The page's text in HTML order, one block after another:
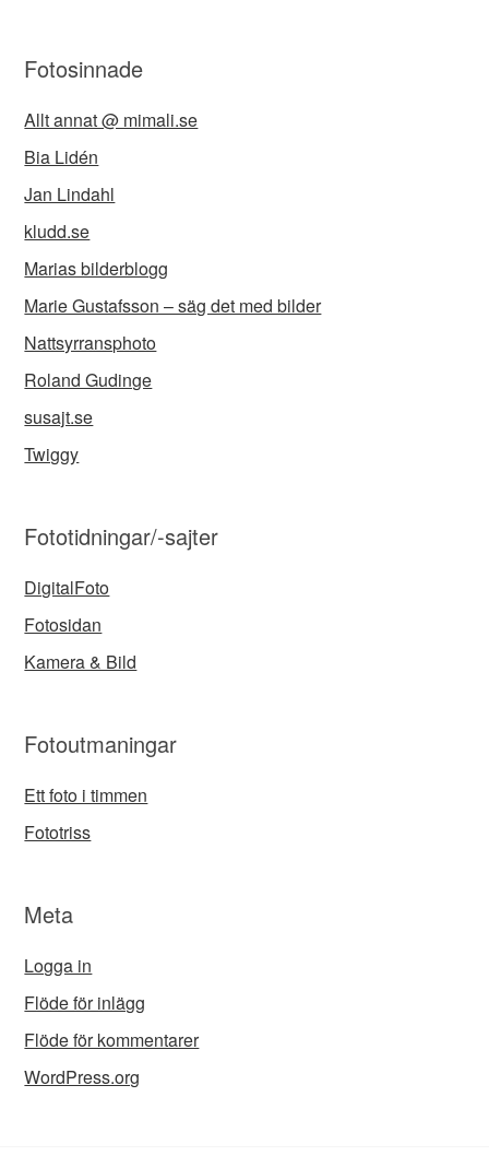
Fotosinnade
Allt annat @ mimali.se
Bia Lidén
Jan Lindahl
kludd.se
Marias bilderblogg
Marie Gustafsson – säg det med bilder
Nattsyrransphoto
Roland Gudinge
susajt.se
Twiggy
Fototidningar/-sajter
DigitalFoto
Fotosidan
Kamera & Bild
Fotoutmaningar
Ett foto i timmen
Fototriss
Meta
Logga in
Flöde för inlägg
Flöde för kommentarer
WordPress.org